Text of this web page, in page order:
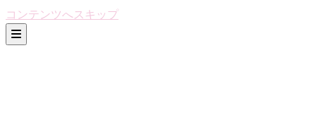
コンテンツへスキップ